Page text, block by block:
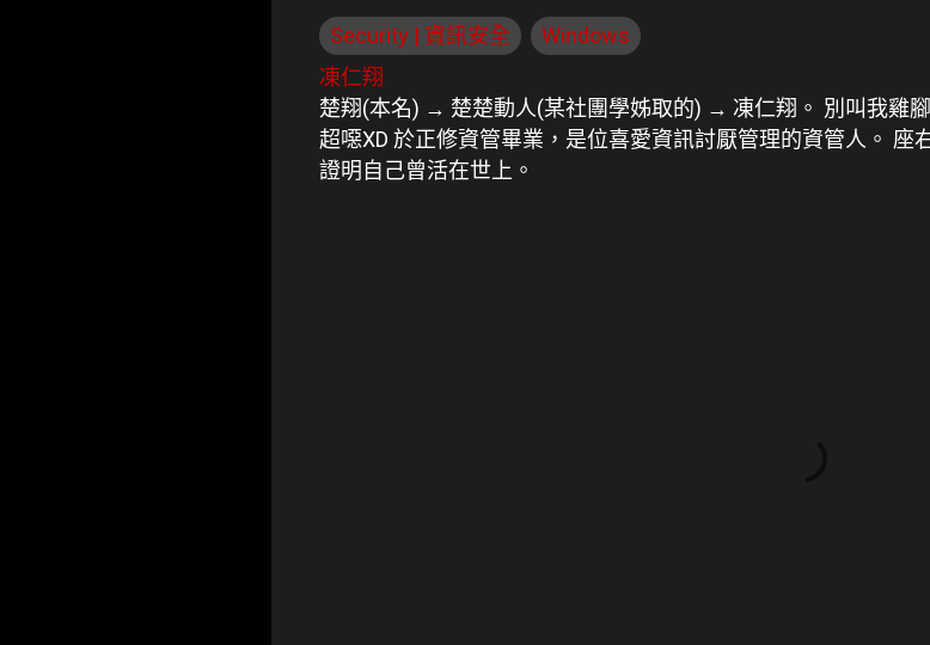
Security | 資訊安全
Windows
凍仁翔
楚翔(本名) → 楚楚動人(某社團學姊取的) → 凍仁翔。 別叫我雞
超噁XD 於正修資管畢業，是位喜愛資訊討厭管理的資管人。 座
證明自己曾活在世上。